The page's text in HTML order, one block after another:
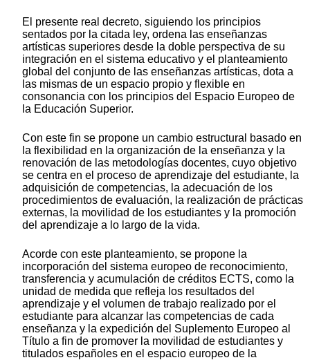
El presente real decreto, siguiendo los principios
sentados por la citada ley, ordena las enseñanzas
artísticas superiores desde la doble perspectiva de su
integración en el sistema educativo y el planteamiento
global del conjunto de las enseñanzas artísticas, dota a
las mismas de un espacio propio y flexible en
consonancia con los principios del Espacio Europeo de
la Educación Superior.
Con este fin se propone un cambio estructural basado en
la flexibilidad en la organización de la enseñanza y la
renovación de las metodologías docentes, cuyo objetivo
se centra en el proceso de aprendizaje del estudiante, la
adquisición de competencias, la adecuación de los
procedimientos de evaluación, la realización de prácticas
externas, la movilidad de los estudiantes y la promoción
del aprendizaje a lo largo de la vida.
Acorde con este planteamiento, se propone la
incorporación del sistema europeo de reconocimiento,
transferencia y acumulación de créditos ECTS, como la
unidad de medida que refleja los resultados del
aprendizaje y el volumen de trabajo realizado por el
estudiante para alcanzar las competencias de cada
enseñanza y la expedición del Suplemento Europeo al
Título a fin de promover la movilidad de estudiantes y
titulados españoles en el espacio europeo de la